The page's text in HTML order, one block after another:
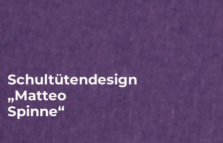
Schultütendesign
„Matteo
Spinne“